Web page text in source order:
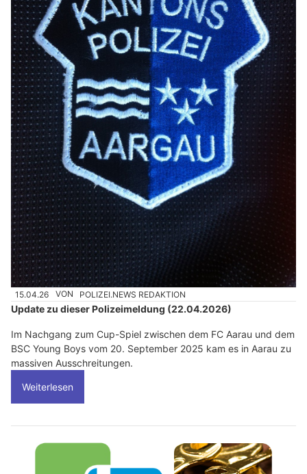
15.04.26 VON POLIZEI.NEWS REDAKTION
Update zu dieser Polizeimeldung (22.04.2026)
Im Nachgang zum Cup-Spiel zwischen dem FC Aarau und dem
BSC Young Boys vom 20. September 2025 kam es in Aarau zu
massiven Ausschreitungen.
Weiterlesen